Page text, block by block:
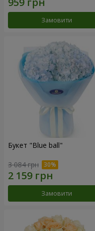
Замовити
Букет "Blue ball"
3 084 грн
Замовити